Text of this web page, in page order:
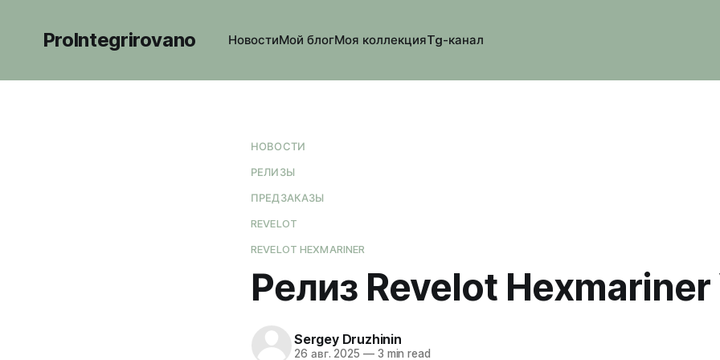
ProIntegrirovano НовостиМой блогМоя коллекцияTg-канал
НОВОСТИ
РЕЛИЗЫ
ПРЕДЗАКАЗЫ
REVELOT
REVELOT HEXMARINER
Релиз Revelot Hexmariner
Sergey Druzhinin
26 авг. 2025 —3 min read